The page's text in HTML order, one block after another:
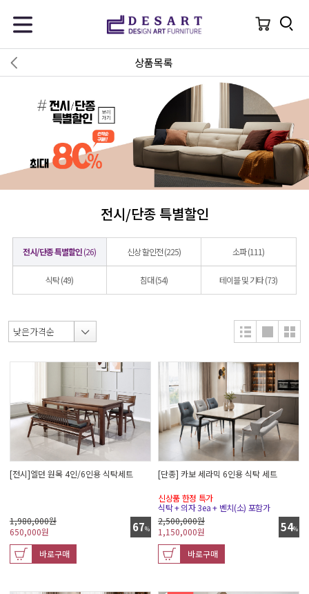
상품목록
전시/단종 특별할인
전시/단종 특별할인(26) 신상 할인전(225) 소파(111)
식탁(49) 침대(54) 테이블 및 기타(73)
[전시]엘던 원목 4인/6인용 식탁세트
67%
1,980,000원
650,000원
바로구매
[단종] 카보 세라믹 6인용 식탁 세트
신상품 한정 특가
식탁 + 의자 3ea + 벤치(소) 포함가
54%
2,500,000원
1,150,000원
바로구매